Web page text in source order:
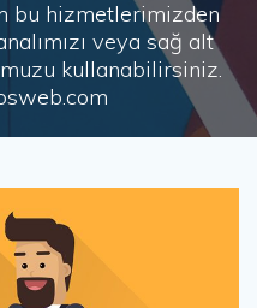
bu hizmetlerimizden
veya sağ alt
kullanabilirsiniz.